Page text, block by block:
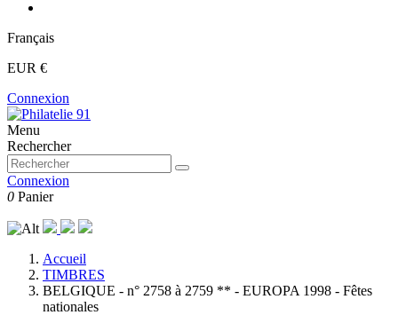
Français
EUR €
Connexion
Menu
Rechercher
Connexion
0 Panier
Accueil
TIMBRES
BELGIQUE - n° 2758 à 2759 ** - EUROPA 1998 - Fêtes
nationales